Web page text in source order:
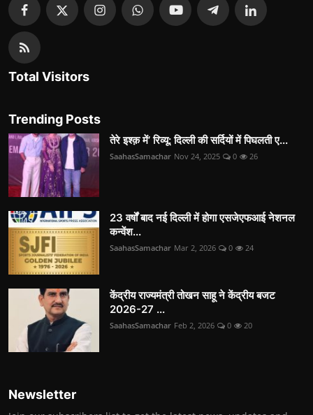
Total Visitors
Trending Posts
तेरे इश्क़ में’ रिव्यू: दिल्ली की सर्दियों में पिघलती ए...
SaahasSamachar Nov 24, 2025 0 26
23 वर्षों बाद नई दिल्ली में होगा एसजेएफआई नेशनल
कन्वेंश...
SaahasSamachar Mar 2, 2026 0 24
केंद्रीय राज्यमंत्री तोखन साहू ने केंद्रीय बजट
2026-27 ...
SaahasSamachar Feb 2, 2026 0 20
Newsletter